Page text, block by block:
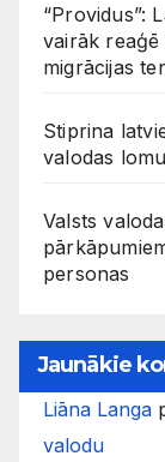
“Providus”:
vairāk
migrācijas
Stiprina
valodas
Valsts
personas
Jaunākie
Liāna Langa
valodu